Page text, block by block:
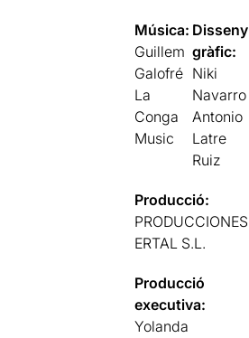
Música:
Guillem
Galofré
La
Conga
Music
Disseny
gràfic:
Niki
Navarro
Antonio
Latre
Ruiz
Producció:
PRODUCCIONES
ERTAL S.L.
Producció
executiva:
Yolanda